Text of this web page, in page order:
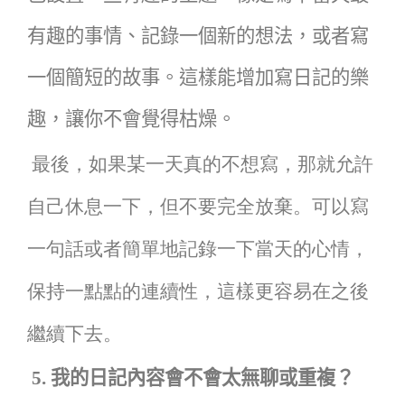
有趣的事情、記錄一個新的想法，或者寫
一個簡短的故事。這樣能增加寫日記的樂
趣，讓你不會覺得枯燥。
最後，如果某一天真的不想寫，那就允許
自己休息一下，但不要完全放棄。可以寫
一句話或者簡單地記錄一下當天的心情，
保持一點點的連續性，這樣更容易在之後
繼續下去。
5. 我的日記內容會不會太無聊或重複？